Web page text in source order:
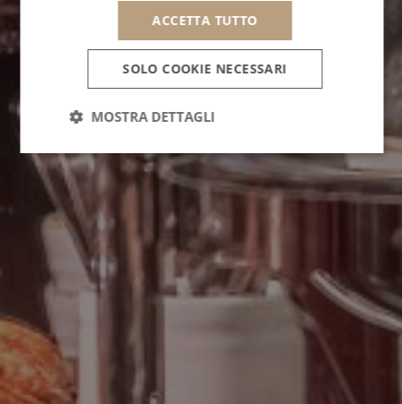
ACCETTA TUTTO
SOLO COOKIE NECESSARI
MOSTRA DETTAGLI